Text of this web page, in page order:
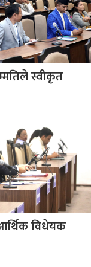
स्वीकृत
विधेयक